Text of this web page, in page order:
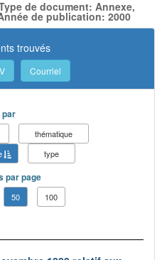
de document: Annexe,
de publication: 2000
trouvés
Courriel
par
thématique
type
par page
50 100